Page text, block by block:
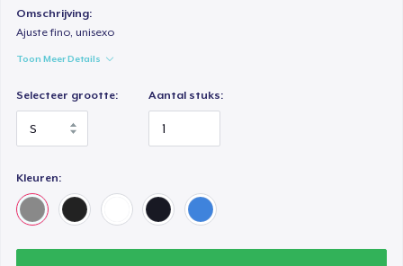
Omschrijving:
Ajuste fino, unisexo
Toon Meer Details
Selecteer grootte: Aantal stuks:
Kleuren: